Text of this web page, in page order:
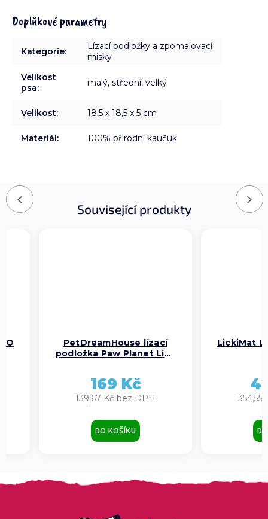
Doplňkové parametry
Kategorie:
Lízací podložky a zpomalovací
misky
Velikost
psa: malý, střední, velký
Velikost: 18,5 x 18,5 x 5 cm
Materiál: 100% přírodní kaučuk
Související produkty
Previous
PetDreamHouse lízací
podložka Paw Planet Lick
139,67 Kč bez DPH
169 Kč
DO KOŠÍKU
LickiMat
354,55
Next